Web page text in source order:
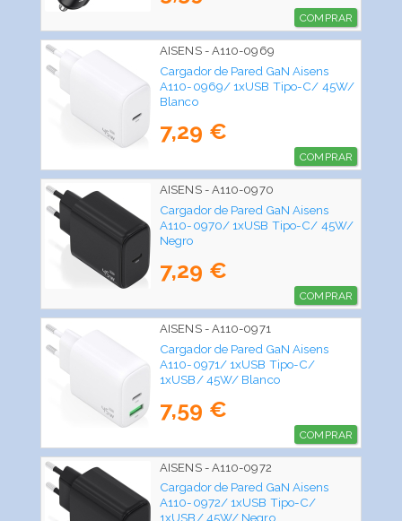
COMPRAR
AISENS - A110-0969
Cargador de Pared GaN Aisens
A110-0969/ 1xUSB Tipo-C/ 45W/
Blanco
7,29 €
COMPRAR
AISENS - A110-0970
Cargador de Pared GaN Aisens
A110-0970/ 1xUSB Tipo-C/ 45W/
Negro
7,29 €
COMPRAR
AISENS - A110-0971
Cargador de Pared GaN Aisens
A110-0971/ 1xUSB Tipo-C/
1xUSB/ 45W/ Blanco
7,59 €
COMPRAR
AISENS - A110-0972
Cargador de Pared GaN Aisens
A110-0972/ 1xUSB Tipo-C/
1xUSB/ 45W/ Negro